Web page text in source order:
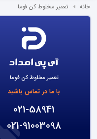
خانه تعمیر مخلوط کن فوما
تعمیر مخلوط کن فوما
با ما در تماس باشید
021-58941
021-91003098